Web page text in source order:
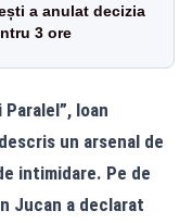
a anulat decizia
3 ore
Ioan
un arsenal de
intimidare. Pe de
Jucan a declarat